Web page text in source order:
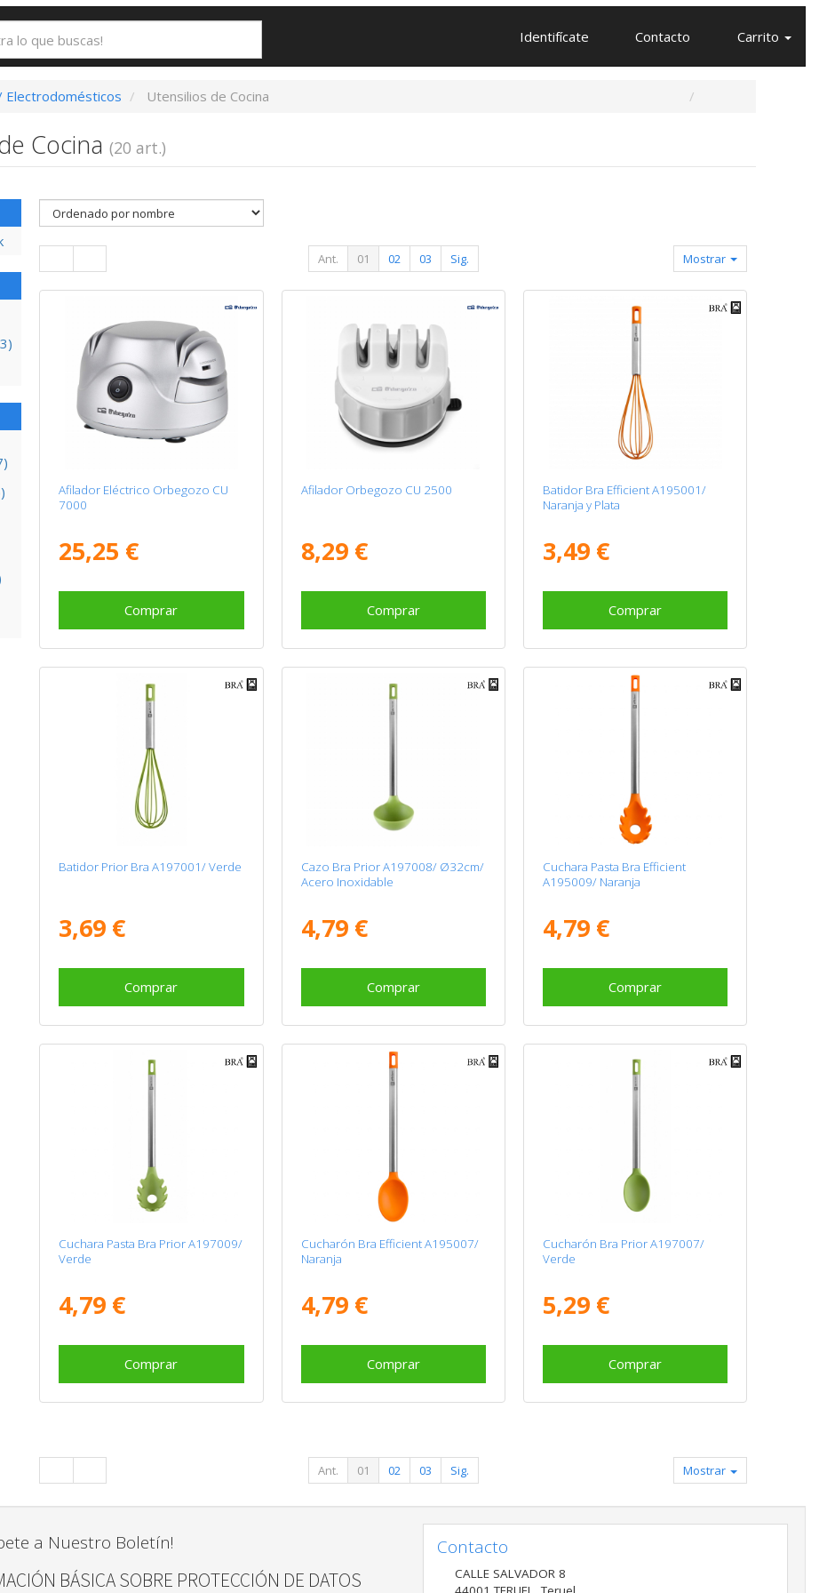
Identifícate Contacto Carrito
Electrodomésticos Utensilios de Cocina
Cocina (20 art.)
Ant. 01 02 03 Sig. Mostrar
Afilador Eléctrico Orbegozo CU
7000
25,25 €
Comprar
Afilador Orbegozo CU 2500
8,29 €
Comprar
Batidor Bra Efficient A195001/
Naranja y Plata
3,49 €
Comprar
Batidor Prior Bra A197001/ Verde
3,69 €
Comprar
Cazo Bra Prior A197008/ Ø32cm/
Acero Inoxidable
4,79 €
Comprar
Cuchara Pasta Bra Efficient
A195009/ Naranja
4,79 €
Comprar
Cuchara Pasta Bra Prior A197009/
Verde
4,79 €
Comprar
Cucharón Bra Efficient A195007/
Naranja
4,79 €
Comprar
Cucharón Bra Prior A197007/
Verde
5,29 €
Comprar
Ant. 01 02 03 Sig. Mostrar
a Nuestro Boletín!
BÁSICA SOBRE PROTECCIÓN DE DATOS
Contacto
CALLE SALVADOR 8